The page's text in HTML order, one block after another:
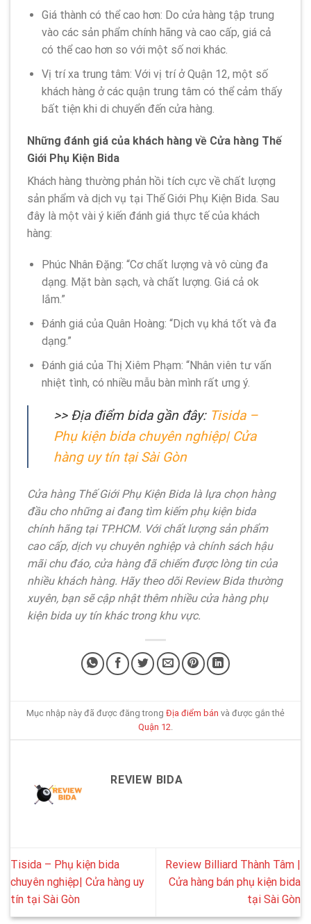
Giá thành có thể cao hơn: Do cửa hàng tập trung
vào các sản phẩm chính hãng và cao cấp, giá cả
có thể cao hơn so với một số nơi khác.
Vị trí xa trung tâm: Với vị trí ở Quận 12, một số
khách hàng ở các quận trung tâm có thể cảm thấy
bất tiện khi di chuyển đến cửa hàng.
Những đánh giá của khách hàng về Cửa hàng Thế
Giới Phụ Kiện Bida
Khách hàng thường phản hồi tích cực về chất lượng
sản phẩm và dịch vụ tại Thế Giới Phụ Kiện Bida. Sau
đây là một vài ý kiến đánh giá thực tế của khách
hàng:
Phúc Nhân Đặng: “Cơ chất lượng và vô cùng đa
dạng. Mặt bàn sạch, và chất lượng. Giá cả ok
lắm.”
Đánh giá của Quân Hoàng: “Dịch vụ khá tốt và đa
dạng.”
Đánh giá của Thị Xiêm Phạm: “Nhân viên tư vấn
nhiệt tình, có nhiều mẫu bàn mình rất ưng ý.
>> Địa điểm bida gần đây: Tisida –
Phụ kiện bida chuyên nghiệp| Cửa
hàng uy tín tại Sài Gòn
Cửa hàng Thế Giới Phụ Kiện Bida là lựa chọn hàng
đầu cho những ai đang tìm kiếm phụ kiện bida
chính hãng tại TP.HCM. Với chất lượng sản phẩm
cao cấp, dịch vụ chuyên nghiệp và chính sách hậu
mãi chu đáo, cửa hàng đã chiếm được lòng tin của
nhiều khách hàng. Hãy theo dõi Review Bida thường
xuyên, bạn sẽ cập nhật thêm nhiều cửa hàng phụ
kiện bida uy tín khác trong khu vực.
Mục nhập này đã được đăng trong Địa điểm bán và được gắn thẻ
Quận 12
REVIEW BIDA
Tisida – Phụ kiện bida
chuyên nghiệp| Cửa hàng uy
tín tại Sài Gòn
Review Billiard Thành Tâm |
Cửa hàng bán phụ kiện bida
tại Sài Gòn